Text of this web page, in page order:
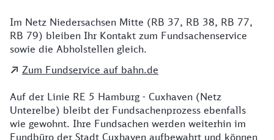
Details zu Kontakt
Im Netz Niedersachsen Mitte (RB 37, RB 38, RB 77,
RB 79) bleiben Ihr Kontakt zum Fundsachenservice
sowie die Abholstellen gleich.
Zum Fundservice auf bahn.de
Auf der Linie RE 5 Hamburg - Cuxhaven (Netz
Unterelbe) bleibt der Fundsachenprozess ebenfalls
wie gewohnt. Ihre Fundsachen werden weiterhin im
Fundbüro der Stadt Cuxhaven aufbewahrt und können